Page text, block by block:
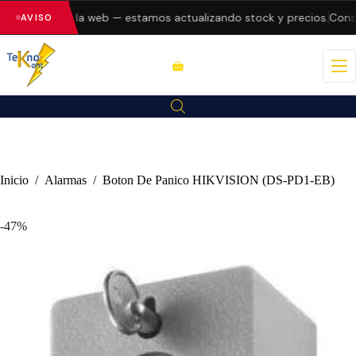
AVISO
errores en la web — estamos actualizando stock y precios.
Inicio / Alarmas / Boton De Panico HIKVISION (DS-PD1-EB)
-47%